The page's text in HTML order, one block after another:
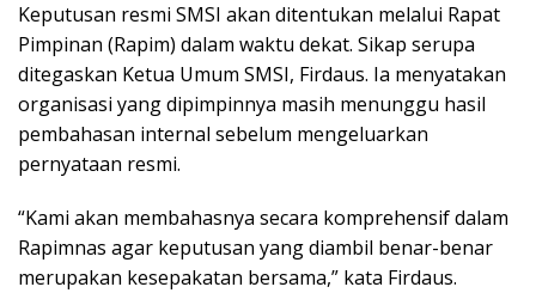
Keputusan resmi SMSI akan ditentukan melalui Rapat
Pimpinan (Rapim) dalam waktu dekat. Sikap serupa
ditegaskan Ketua Umum SMSI, Firdaus. Ia menyatakan
organisasi yang dipimpinnya masih menunggu hasil
pembahasan internal sebelum mengeluarkan
pernyataan resmi.
“Kami akan membahasnya secara komprehensif dalam
Rapimnas agar keputusan yang diambil benar-benar
merupakan kesepakatan bersama,” kata Firdaus.